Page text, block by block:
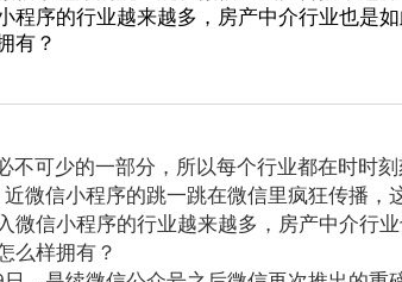
程序的行业越来越多，房产中介行业也是
有？
可少的一部分，所以每个行业都在时时刻
微信小程序的跳一跳在微信里疯狂传播，
微信小程序的行业越来越多，房产中介行
么样拥有？